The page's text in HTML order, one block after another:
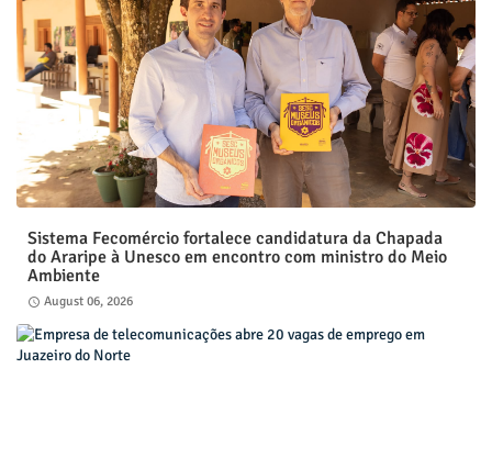
Sistema Fecomércio fortalece candidatura da Chapada
do Araripe à Unesco em encontro com ministro do Meio
Ambiente
August 06, 2026